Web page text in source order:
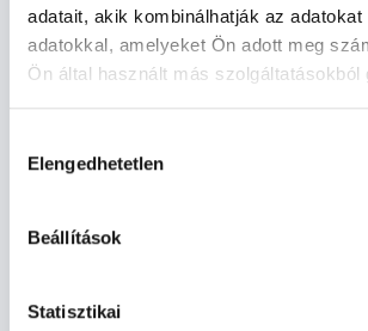
adatait, akik kombinálhatják az adatokat
adatokkal, amelyeket Ön adott meg
Ön által használt más szolgáltatásokból
szabályzat:https://foglaljorvost.hu/
kiválasztása
Elengedhetetlen
Beállítások
Statisztikai
Diagnoszta -
SZAKTERÜLETEK
Szolgáltatások
Budapesti és vidéki diagnoszta